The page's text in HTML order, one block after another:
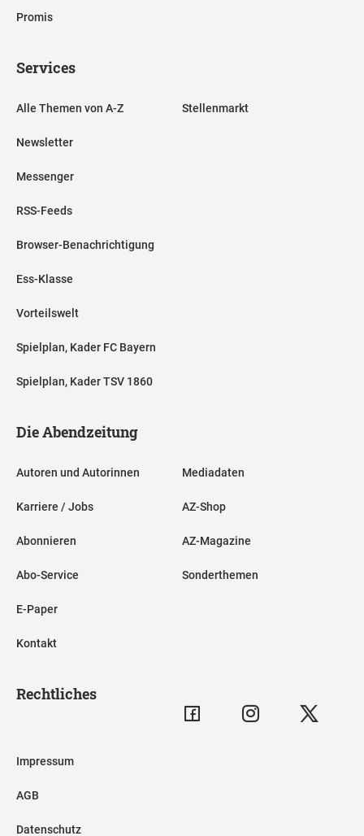
Promis
Services
Alle Themen von A-Z
Newsletter
Messenger
RSS-Feeds
Browser-Benachrichtigung
Ess-Klasse
Vorteilswelt
Spielplan, Kader FC Bayern
Spielplan, Kader TSV 1860
Stellenmarkt
Die Abendzeitung
Autoren und Autorinnen
Karriere / Jobs
Abonnieren
Abo-Service
E-Paper
Kontakt
Mediadaten
AZ-Shop
AZ-Magazine
Sonderthemen
Rechtliches
Impressum
AGB
Datenschutz